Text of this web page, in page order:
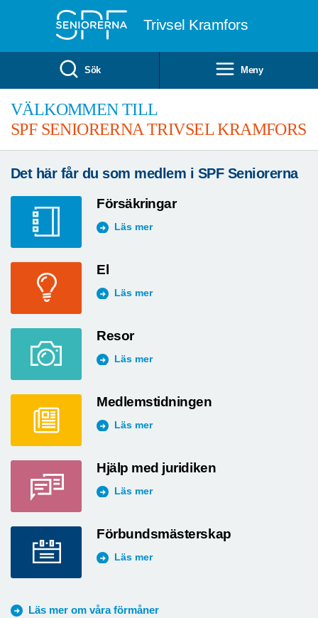
Trivsel Kramfors
Sök Meny
VÄLKOMMEN TILL
SPF SENIORERNA TRIVSEL KRAMFORS
Det här får du som medlem i SPF Seniorerna
Försäkringar
Läs mer
El
Läs mer
Resor
Läs mer
Medlemstidningen
Läs mer
Hjälp med juridiken
Läs mer
Förbundsmästerskap
Läs mer
Läs mer om våra förmåner